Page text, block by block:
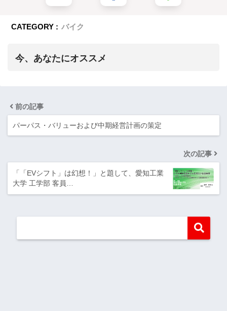
CATEGORY : バイク
今、あなたにオススメ
前の記事
パーパス・バリューおよび中期経営計画の策定
次の記事
「「EVシフト」は幻想！」と題して、愛知工業
大学 工学部 客員…